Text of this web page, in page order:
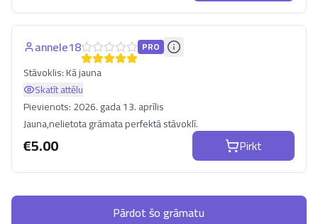
annele18 PRO
Stāvoklis:Kā jauna
Skatīt attēlu
Pievienots:2026. gada 13. aprīlis
Jauna,nelietota grāmata perfektā stāvoklī.
€5.00 Pirkt
Pārdot šo grāmatu